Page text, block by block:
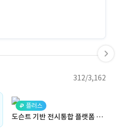
312/3,162
플러스
도슨트 기반 전시통합 플랫폼 "큐피커"